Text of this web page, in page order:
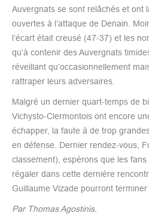
Auvergnats se sont relâchés et ont
ouvertes à l’attaque de Denain.
l’écart était creusé (47-37) et les
qu’à contenir des Auvergnats
réveillant qu’occasionnellement
rattraper leurs adversaires.
Malgré un dernier quart-temps de
Vichysto-Clermontois ont encore
échapper, la faute à de trop
en défense. Dernier rendez-vous,
classement), espérons que les
régaler dans cette dernière
Guillaume Vizade pourront terminer
Par Thomas Agostinis.